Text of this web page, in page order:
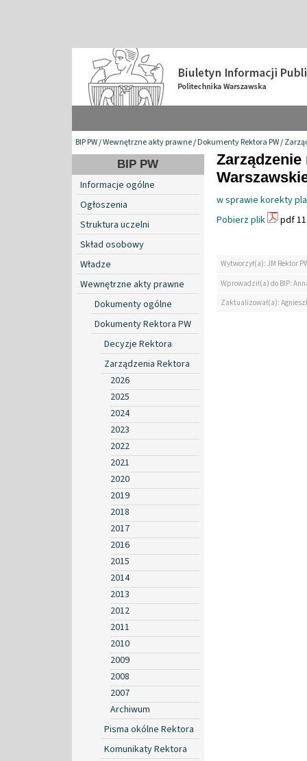
BIP PW/Wewnętrzne akty prawne/Dokumenty Rektora PW/
BIP PW
Informacje ogólne
Ogłoszenia
Struktura uczelni
Skład osobowy
Władze
Wewnętrzne akty prawne
Dokumenty ogólne
Dokumenty Rektora PW
Decyzje Rektora
Zarządzenia Rektora
2026
2025
2024
2023
2022
2021
2020
2019
2018
2017
2016
2015
2014
2013
2012
2011
2010
2009
2008
2007
Archiwum
Pisma okólne Rektora
Komunikaty Rektora
w sprawie korekty
Pobierz plik
pdf
Wytworzył(a): JM Rektor
Wprowadził(a) do BIP:
Zaktualizował(a):